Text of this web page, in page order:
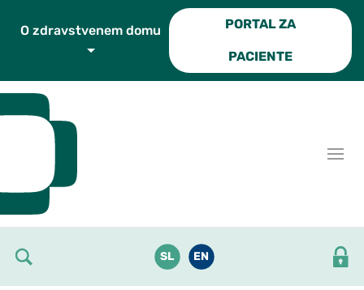
PORTAL ZA
PACIENTE
SL EN